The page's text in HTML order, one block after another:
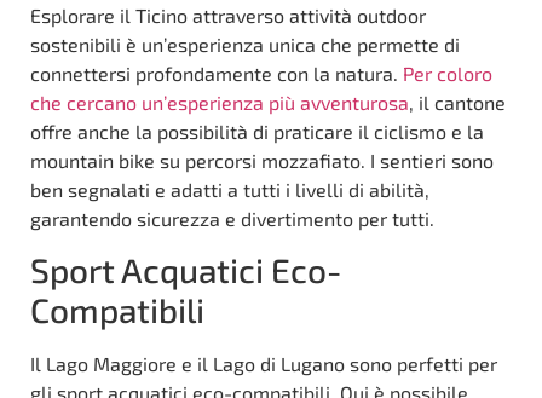
Esplorare il Ticino attraverso attività outdoor
sostenibili è un’esperienza unica che permette di
connettersi profondamente con la natura. Per coloro
che cercano un’esperienza più avventurosa , il cantone
offre anche la possibilità di praticare il ciclismo e la
mountain bike su percorsi mozzafiato. I sentieri sono
ben segnalati e adatti a tutti i livelli di abilità,
garantendo sicurezza e divertimento per tutti.
Sport Acquatici Eco-
Compatibili
Il Lago Maggiore e il Lago di Lugano sono perfetti per
gli sport acquatici eco-compatibili. Qui è possibile